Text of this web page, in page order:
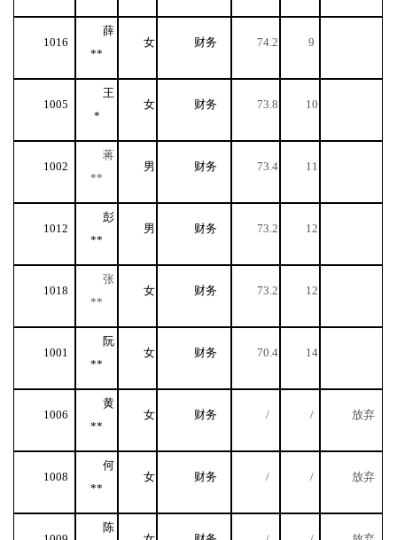
1016
薛
**
女 财务 74.2 9
1005
王
*
女 财务 73.8 10
1002
蒋
**
男 财务 73.4 11
1012
彭
**
男 财务 73.2 12
1018
张
**
女 财务 73.2 12
1001
阮
**
女 财务 70.4 14
1006
黄
**
女 财务 / / 放弃
1008
何
**
女 财务 / / 放弃
陈